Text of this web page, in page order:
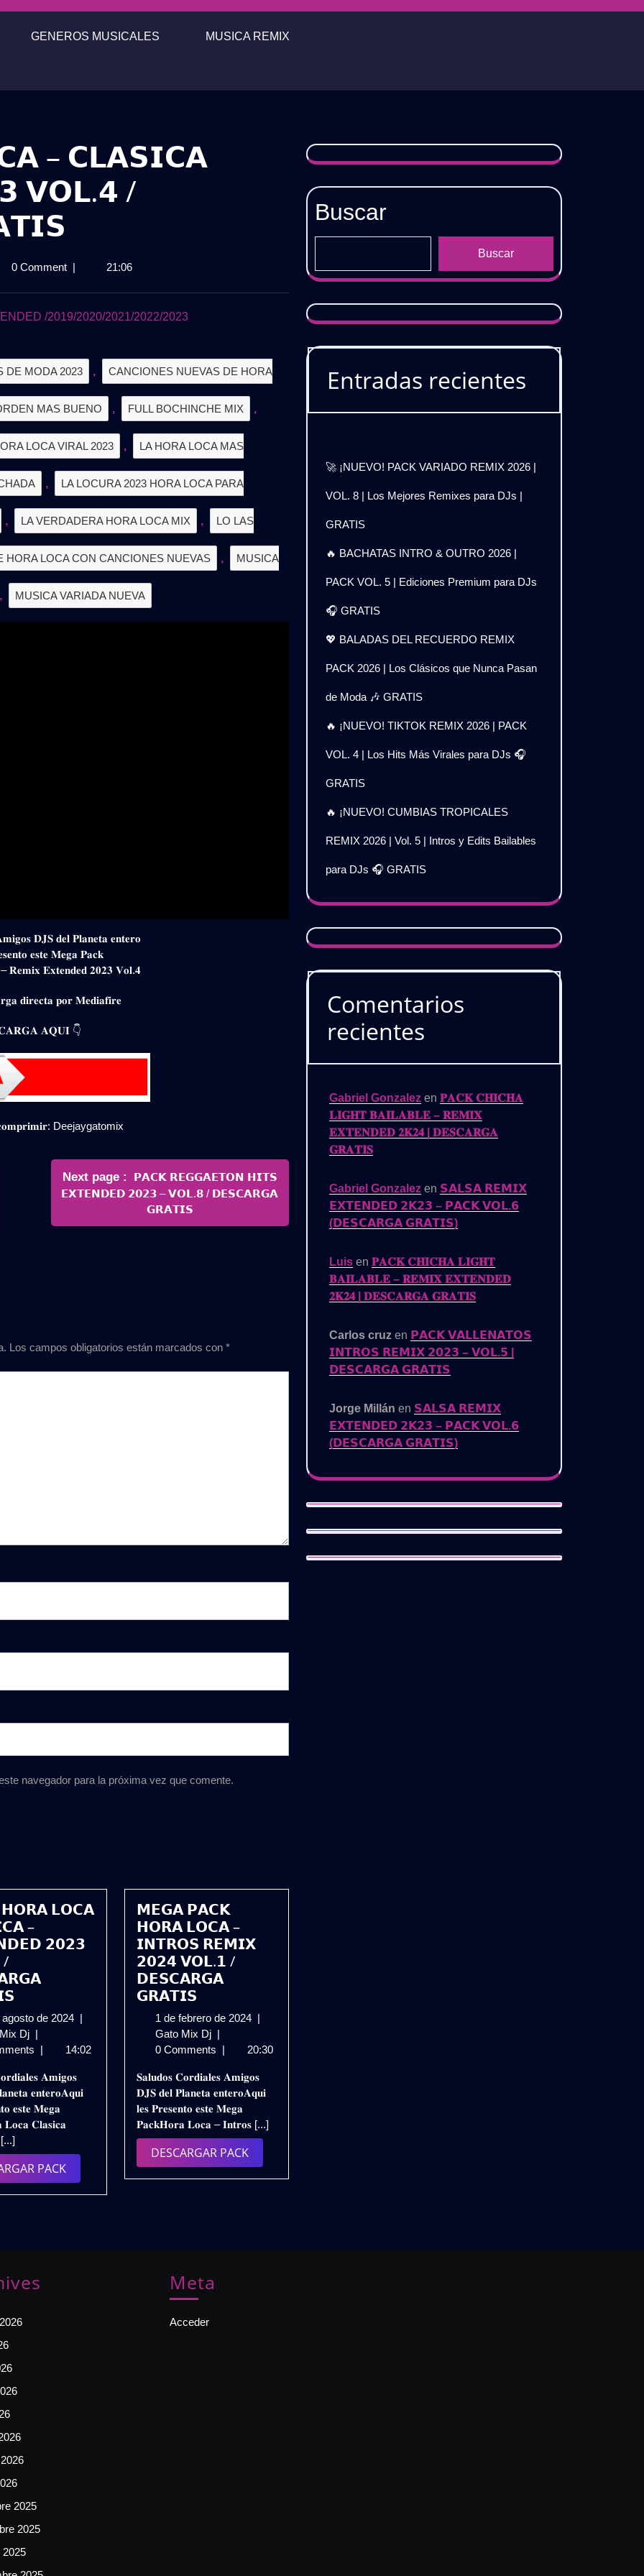
GENEROS MUSICALES MUSICA REMIX
– 𝗖𝗟𝗔𝗦𝗜𝗖𝗔
𝗩𝗢𝗟.𝟰 /
0 Comment | 21:06
/2019/2020/2021/2022/2023
DE MODA 2023 , CANCIONES NUEVAS DE HORA
MAS BUENO , FULL BOCHINCHE MIX ,
LOCA VIRAL 2023 , LA HORA LOCA MAS
, LA LOCURA 2023 HORA LOCA PARA
, LA VERDADERA HORA LOCA MIX , LO LAS
HORA LOCA CON CANCIONES NUEVAS , MUSICA
, MUSICA VARIADA NUEVA
𝐃𝐉𝐒 𝐝𝐞𝐥 𝐏𝐥𝐚𝐧𝐞𝐭𝐚 𝐞𝐧𝐭𝐞𝐫𝐨
𝐞𝐬𝐭𝐞 𝐌𝐞𝐠𝐚 𝐏𝐚𝐜𝐤
𝐑𝐞𝐦𝐢𝐱 𝐄𝐱𝐭𝐞𝐧𝐝𝐞𝐝 𝟐𝟎𝟐𝟑 𝐕𝐨𝐥.𝟒
𝐝𝐢𝐫𝐞𝐜𝐭𝐚 𝐩𝐨𝐫 𝐌𝐞𝐝𝐢𝐚𝐟𝐢𝐫𝐞
𝐀𝐐𝐔𝐈 👇
Deejaygatomix
Next page
Newer
Posts
𝗣𝗔𝗖𝗞 𝗥𝗘𝗚𝗚𝗔𝗘𝗧𝗢𝗡 𝗛𝗜𝗧𝗦
𝗘𝗫𝗧𝗘𝗡𝗗𝗘𝗗 𝟮𝟬𝟮𝟯 – 𝗩𝗢𝗟.𝟴 / 𝗗𝗘𝗦𝗖𝗔𝗥𝗚𝗔
𝗚𝗥𝗔𝗧𝗜𝗦
Los campos obligatorios están marcados con *
navegador para la próxima vez que comente.
𝗟𝗢𝗖𝗔
–
𝟮𝟬𝟮𝟯
/
agosto de 2024 14
agosto
2024
|
Dj 𝗣𝗔𝗖𝗞
𝗛𝗢𝗥𝗔
𝗖𝗟𝗔𝗦𝗜𝗖𝗔
–
𝗘𝗫𝗧𝗘𝗡𝗗𝗘𝗗
𝟮𝟬𝟮𝟯
𝗗𝗘𝗦𝗖𝗔𝗥𝗚𝗔
|
| 14:02
𝐀𝐦𝐢𝐠𝐨𝐬
𝐞𝐧𝐭𝐞𝐫𝐨𝐀𝐪𝐮𝐢
𝐞𝐬𝐭𝐞 𝐌𝐞𝐠𝐚
𝐂𝐥𝐚𝐬𝐢𝐜𝐚
PACKDESCARGAR
PACK
𝗠𝗘𝗚𝗔 𝗣𝗔𝗖𝗞
𝗛𝗢𝗥𝗔 𝗟𝗢𝗖𝗔 –
𝗜𝗡𝗧𝗥𝗢𝗦 𝗥𝗘𝗠𝗜𝗫
𝟮𝟬𝟮𝟰 𝗩𝗢𝗟.𝟭 /
𝗗𝗘𝗦𝗖𝗔𝗥𝗚𝗔
𝗚𝗥𝗔𝗧𝗜𝗦
1 de febrero de 2024 1
febrero
2024
|
Gato Mix Dj 𝗠𝗘𝗚𝗔
𝗣𝗔𝗖𝗞
𝗟𝗢𝗖𝗔
–
𝗜𝗡𝗧𝗥𝗢𝗦
𝗥𝗘𝗠𝗜𝗫
𝗩𝗢𝗟.𝟭
|
0 Comments | 20:30
𝐒𝐚𝐥𝐮𝐝𝐨𝐬 𝐂𝐨𝐫𝐝𝐢𝐚𝐥𝐞𝐬 𝐀𝐦𝐢𝐠𝐨𝐬
𝐃𝐉𝐒 𝐝𝐞𝐥 𝐏𝐥𝐚𝐧𝐞𝐭𝐚 𝐞𝐧𝐭𝐞𝐫𝐨𝐀𝐪𝐮𝐢
𝐥𝐞𝐬 𝐏𝐫𝐞𝐬𝐞𝐧𝐭𝐨 𝐞𝐬𝐭𝐞 𝐌𝐞𝐠𝐚
𝐏𝐚𝐜𝐤𝐇𝐨𝐫𝐚 𝐋𝐨𝐜𝐚 – 𝐈𝐧𝐭𝐫𝐨𝐬 [...]
DESCARGAR PACKDESCARGAR
PACK
Buscar
Buscar
Entradas recientes
🚀 ¡NUEVO! PACK VARIADO REMIX 2026 |
VOL. 8 | Los Mejores Remixes para DJs |
GRATIS
🔥 BACHATAS INTRO & OUTRO 2026 |
PACK VOL. 5 | Ediciones Premium para DJs
🎧 GRATIS
💖 BALADAS DEL RECUERDO REMIX
PACK 2026 | Los Clásicos que Nunca Pasan
de Moda 🎶 GRATIS
🔥 ¡NUEVO! TIKTOK REMIX 2026 | PACK
VOL. 4 | Los Hits Más Virales para DJs 🎧
GRATIS
🔥 ¡NUEVO! CUMBIAS TROPICALES
REMIX 2026 | Vol. 5 | Intros y Edits Bailables
para DJs 🎧 GRATIS
Comentarios
recientes
Gabriel Gonzalez en 𝐏𝐀𝐂𝐊 𝐂𝐇𝐈𝐂𝐇𝐀
𝐋𝐈𝐆𝐇𝐓 𝐁𝐀𝐈𝐋𝐀𝐁𝐋𝐄 – 𝐑𝐄𝐌𝐈𝐗
𝐄𝐗𝐓𝐄𝐍𝐃𝐄𝐃 𝟐𝐊𝟐𝟒 | 𝐃𝐄𝐒𝐂𝐀𝐑𝐆𝐀
𝐆𝐑𝐀𝐓𝐈𝐒
Gabriel Gonzalez en 𝗦𝗔𝗟𝗦𝗔 𝗥𝗘𝗠𝗜𝗫
𝗘𝗫𝗧𝗘𝗡𝗗𝗘𝗗 𝟮𝗞𝟮𝟯 – 𝗣𝗔𝗖𝗞 𝗩𝗢𝗟.𝟲
(𝗗𝗘𝗦𝗖𝗔𝗥𝗚𝗔 𝗚𝗥𝗔𝗧𝗜𝗦)
Luis en 𝐏𝐀𝐂𝐊 𝐂𝐇𝐈𝐂𝐇𝐀 𝐋𝐈𝐆𝐇𝐓
𝐁𝐀𝐈𝐋𝐀𝐁𝐋𝐄 – 𝐑𝐄𝐌𝐈𝐗 𝐄𝐗𝐓𝐄𝐍𝐃𝐄𝐃
𝟐𝐊𝟐𝟒 | 𝐃𝐄𝐒𝐂𝐀𝐑𝐆𝐀 𝐆𝐑𝐀𝐓𝐈𝐒
Carlos cruz en 𝗣𝗔𝗖𝗞 𝗩𝗔𝗟𝗟𝗘𝗡𝗔𝗧𝗢𝗦
𝗜𝗡𝗧𝗥𝗢𝗦 𝗥𝗘𝗠𝗜𝗫 𝟮𝟬𝟮𝟯 – 𝗩𝗢𝗟.𝟱 |
𝗗𝗘𝗦𝗖𝗔𝗥𝗚𝗔 𝗚𝗥𝗔𝗧𝗜𝗦
Jorge Millán en 𝗦𝗔𝗟𝗦𝗔 𝗥𝗘𝗠𝗜𝗫
𝗘𝗫𝗧𝗘𝗡𝗗𝗘𝗗 𝟮𝗞𝟮𝟯 – 𝗣𝗔𝗖𝗞 𝗩𝗢𝗟.𝟲
(𝗗𝗘𝗦𝗖𝗔𝗥𝗚𝗔 𝗚𝗥𝗔𝗧𝗜𝗦)
2025
2025
2025
Meta
Acceder